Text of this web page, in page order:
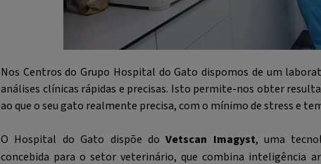
Nos Centros do Grupo Hospital do Gato dispomos de um
análises clínicas rápidas e precisas. Isto permite-nos obter
ao que o seu gato realmente precisa, com o mínimo de stress e
O Hospital do Gato dispõe doVetscan Imagyst, uma
concebida para o setor veterinário, que combina inteligência